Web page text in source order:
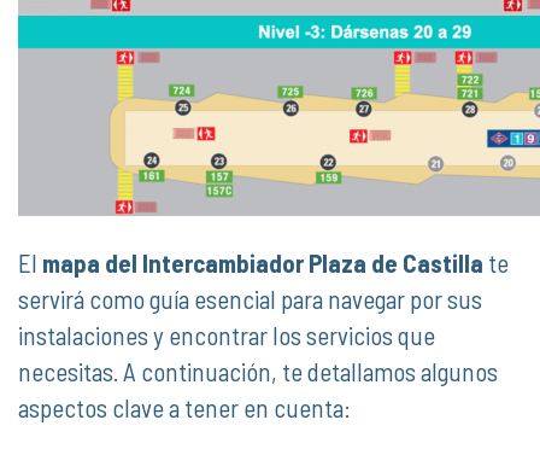
El mapa del Intercambiador Plaza de Castilla te
servirá como guía esencial para navegar por sus
instalaciones y encontrar los servicios que
necesitas. A continuación, te detallamos algunos
aspectos clave a tener en cuenta: